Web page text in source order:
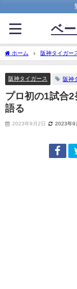
ベ
ホーム 阪神タイガー
る
阪神タイガース 阪神
プロ初の1試合
語る
2023年9月2日 2023年9